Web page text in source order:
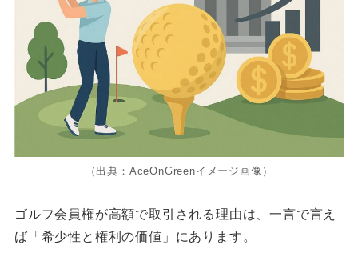
（出典：AceOnGreenイメージ画像）
ゴルフ会員権が高額で取引される理由は、一言で言え
ば「希少性と権利の価値」にあります。